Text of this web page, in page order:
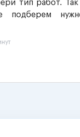
тип работ.
подберем